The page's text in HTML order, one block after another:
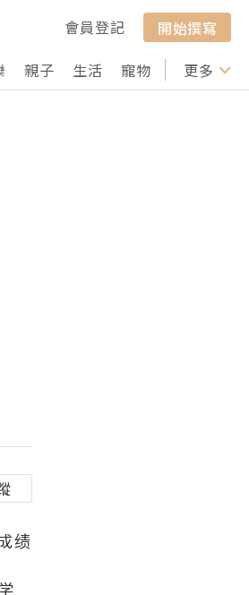
會員登記
開始撰寫
親子 生活 寵物 行山 打卡
更多
绩